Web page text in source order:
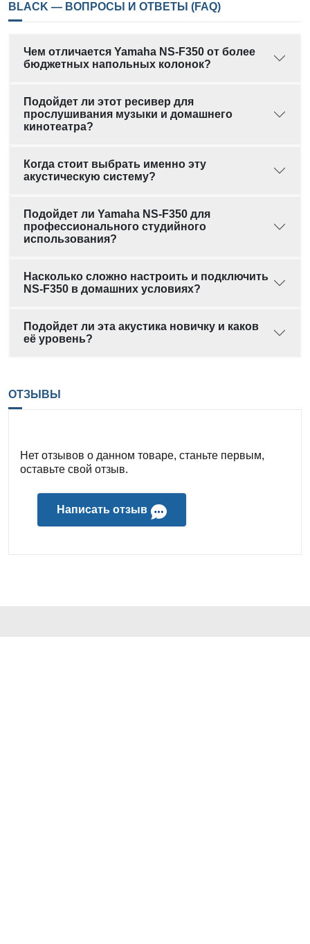
BLACK — ВОПРОСЫ И ОТВЕТЫ (FAQ)
Чем отличается Yamaha NS-F350 от более
бюджетных напольных колонок?
Подойдет ли этот ресивер для
прослушивания музыки и домашнего
кинотеатра?
Когда стоит выбрать именно эту
акустическую систему?
Подойдет ли Yamaha NS-F350 для
профессионального студийного
использования?
Насколько сложно настроить и подключить
NS-F350 в домашних условиях?
Подойдет ли эта акустика новичку и каков
её уровень?
ОТЗЫВЫ
Нет отзывов о данном товаре, станьте первым,
оставьте свой отзыв.
Написать отзыв